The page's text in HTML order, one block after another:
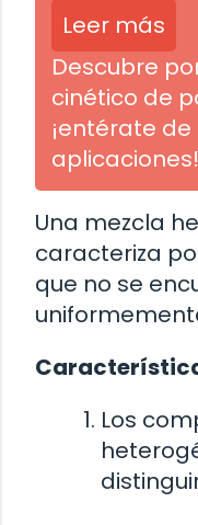
Leer más
Descubre
cinético de
¡entérate
aplicaciones!
Una mezcla
caracteriza
que no se
Los